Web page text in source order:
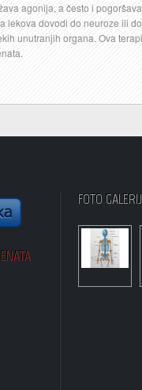
agonija, a često i
lekova dovodi do neuroze ili
unutranjih organa. Ova
FOTO